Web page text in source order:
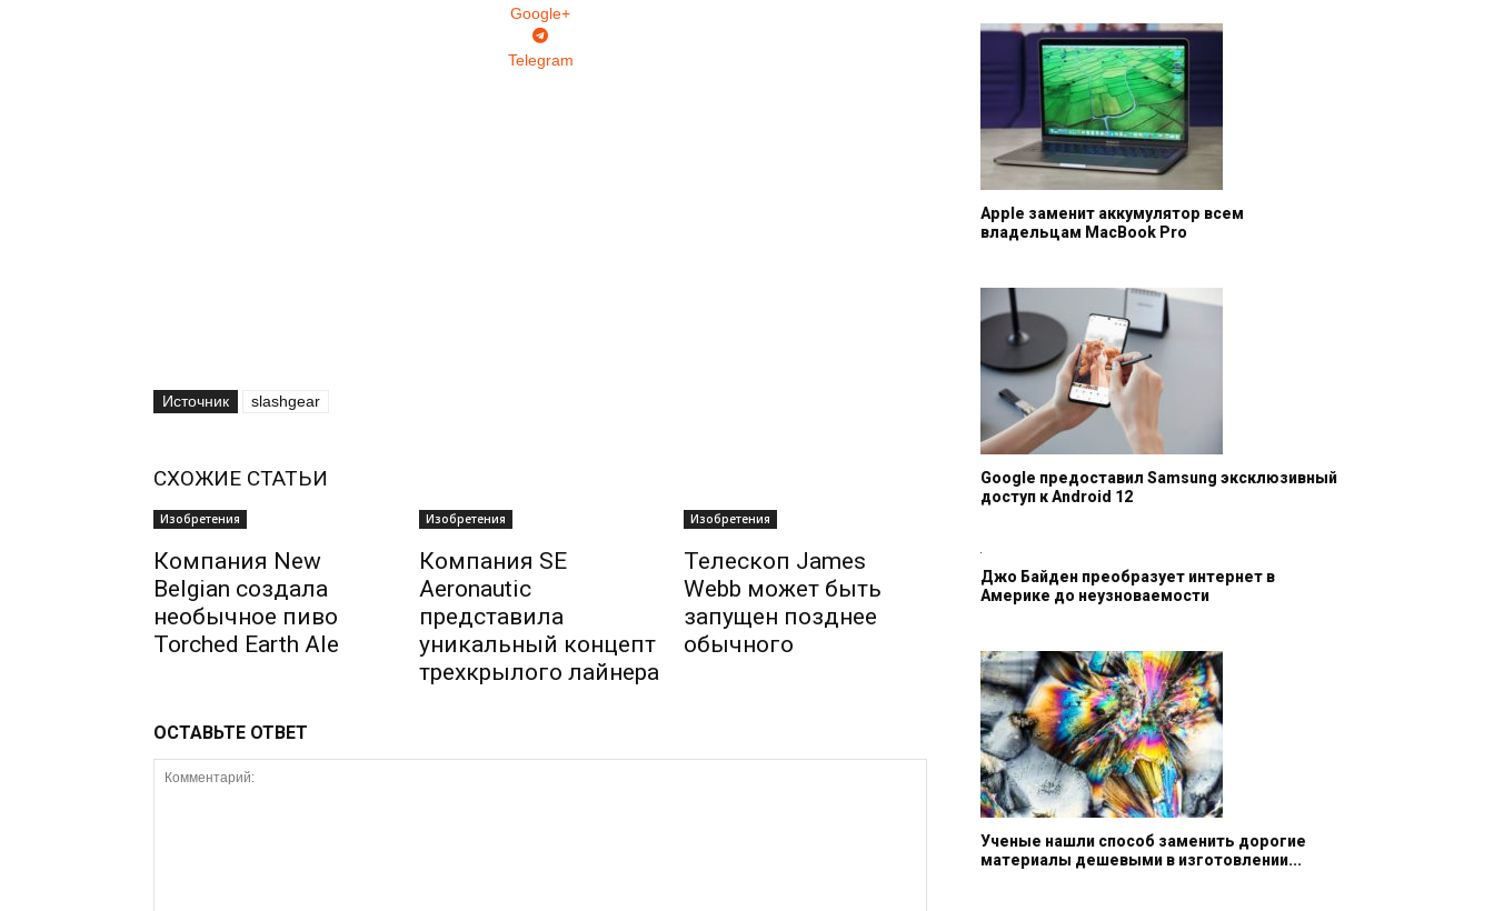
Google+
Telegram
Источник slashgear
СХОЖИЕ СТАТЬИ
Изобретения
Компания New
Belgian создала
необычное пиво
Torched Earth Ale
Изобретения
Компания SE
Aeronautic
представила
уникальный концепт
трехкрылого лайнера
Изобретения
Телескоп James
Webb может быть
запущен позднее
обычного
ОСТАВЬТЕ ОТВЕТ
Apple заменит аккумулятор всем
владельцам MacBook Pro
Google предоставил Samsung эксклюзивный
доступ к Android 12
Джо Байден преобразует интернет в
Америке до неузноваемости
Ученые нашли способ заменить дорогие
материалы дешевыми в изготовлении...